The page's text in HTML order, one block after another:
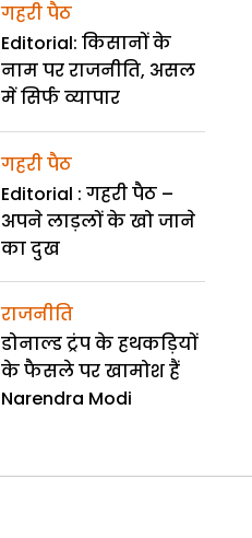
गहरी पैठ
Editorial: किसानों के
नाम पर राजनीति, असल
में सिर्फ व्यापार
गहरी पैठ
Editorial : गहरी पैठ –
अपने लाड़लों के खो जाने
का दुख
राजनीति
डोनाल्ड ट्रंप के हथकड़ियों
के फैसले पर खामोश हैं
Narendra Modi